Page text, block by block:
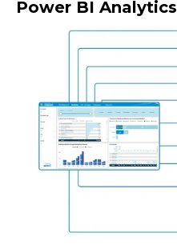
Power BI Analytics